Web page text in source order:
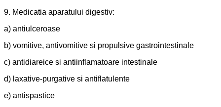
9. Medicatia aparatului digestiv:
a) antiulceroase
b) vomitive, antivomitive si propulsive gastrointestinale
c) antidiareice si antiinflamatoare intestinale
d) laxative-purgative si antiflatulente
e) antispastice